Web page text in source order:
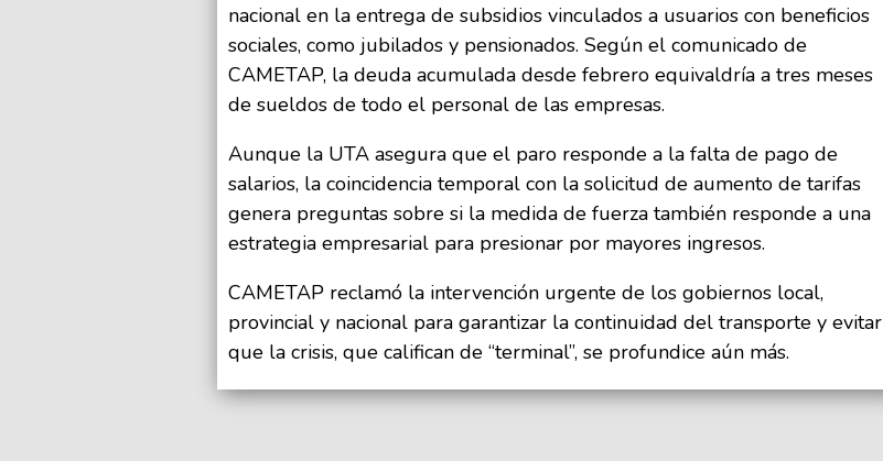
nacional en la entrega de subsidios vinculados a usuarios con beneficios
sociales, como jubilados y pensionados. Según el comunicado de
CAMETAP, la deuda acumulada desde febrero equivaldría a tres meses
de sueldos de todo el personal de las empresas.
Aunque la UTA asegura que el paro responde a la falta de pago de
salarios, la coincidencia temporal con la solicitud de aumento de tarifas
genera preguntas sobre si la medida de fuerza también responde a una
estrategia empresarial para presionar por mayores ingresos.
CAMETAP reclamó la intervención urgente de los gobiernos local,
provincial y nacional para garantizar la continuidad del transporte y evitar
que la crisis, que califican de “terminal”, se profundice aún más.